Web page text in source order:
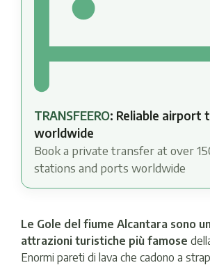
TRANSFEERO: Reliable airport
worldwide
Book a private transfer at over
stations and ports worldwide
Le Gole del fiume Alcantara sono
attrazioni turistiche più famose
Enormi pareti di lava che cadono a